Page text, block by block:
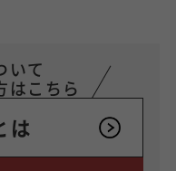
いて
はこちら
は